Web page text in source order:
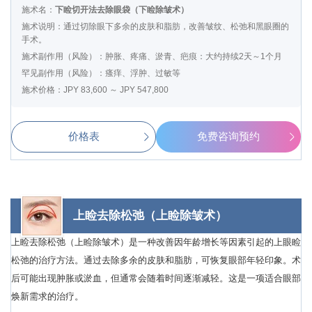
施术名： 下睑切开法去除眼袋（下睑除皱术）
施术说明：通过切除眼下多余的皮肤和脂肪，改善皱纹、松弛和黑眼圈的
手术。
施术副作用（风险）：肿胀、疼痛、淤青、疤痕：大约持续2天～1个月
罕见副作用（风险）：瘙痒、浮肿、过敏等
施术价格：JPY 83,600 ～ JPY 547,800
价格表 免费咨询预约
上睑去除松弛（上睑除皱术）
上睑去除松弛（上睑除皱术）是一种改善因年龄增长等因素引起的上眼睑
松弛的治疗方法。通过去除多余的皮肤和脂肪，可恢复眼部年轻印象。术
后可能出现肿胀或淤血，但通常会随着时间逐渐减轻。这是一项适合眼部
焕新需求的治疗。